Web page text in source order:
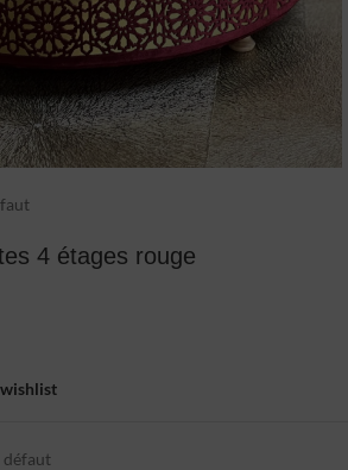
4 étages rouge
défaut